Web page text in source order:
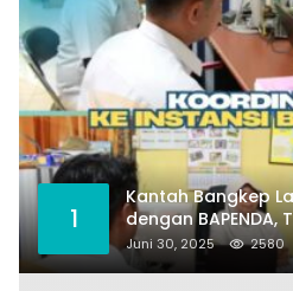
1
Kantah Bangkep
dengan
Fasilitasi Penilaian
Pertanahan
Juni 30, 2025 2580